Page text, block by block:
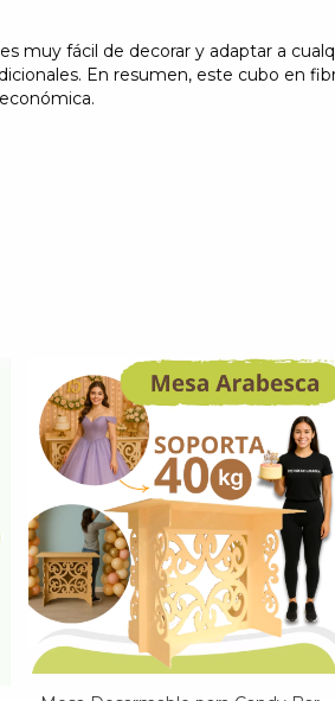
muy fácil de decorar y adaptar a
En resumen, este cubo en